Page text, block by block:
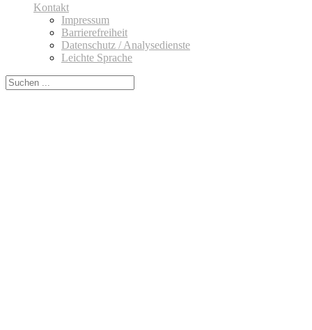
Kontakt
Impressum
Barrierefreiheit
Datenschutz / Analysedienste
Leichte Sprache